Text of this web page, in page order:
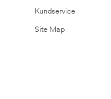
Kundservice
Site Map